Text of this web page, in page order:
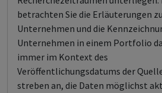
betrachten Sie die Erläuterungen
Unternehmen und die
Unternehmen in einem Portfolio
immer im Kontext des
Veröffentlichungsdatums der
streben an, die Daten möglichst